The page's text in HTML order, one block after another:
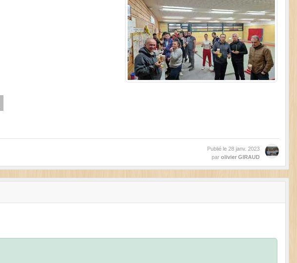
Publié le 28 janv. 2023
par olivier GIRAUD